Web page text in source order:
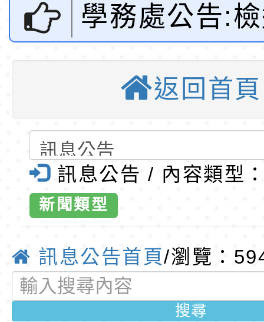
公告(尚有缺額)
明手冊(修訂版)與學
說明影片
轉知臺中市政府政風
光城市手牽手，綠能
走」動畫影片
本府115年70歲以上
員健康講座「吃得安
心」，請退休同仁踴
清華光罩教學專業論
動時代中的好老師：
教師韌性
轉環境部「淨零綠領
程」
轉農業部桃園區農業
「115年食農教育專
訓練課程」，歡迎已
育專業人員資格者報
錄取公告-桃園市桃
民小學115學年度「
理人員」甄選
桃園市116學年度國
資賦優異學生入學前
東門國小115學年度
梯特教代課教師甄選
公告(尚有缺額)
東門國小115學年度
梯特教代理教師甄選
公告(尚有缺額)
特殊教育學生及幼兒
明手冊(修訂版)與學
轉知臺中市政府政風
學務處公告:
111年「水域
習會」一案-
門國小全球資
質教育
返回首頁
訊息公告 / 內容類型
新聞類型
訊息公告首頁/瀏覽：
搜尋